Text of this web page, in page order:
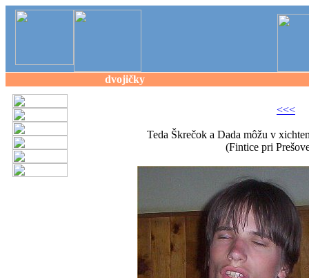
dvojičky
<<<
Teda Škrečok a Dada môžu v
(Fintice pri